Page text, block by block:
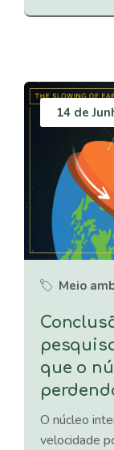
14 de
Meio
que o
O núcleo
velocidade